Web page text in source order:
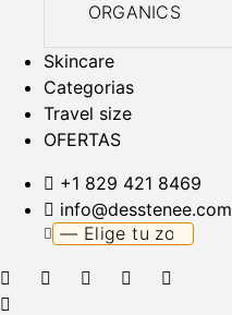
ORGANICS
Skincare
Categorias
Travel size
OFERTAS
+1 829 421 8469
info@desstenee.com